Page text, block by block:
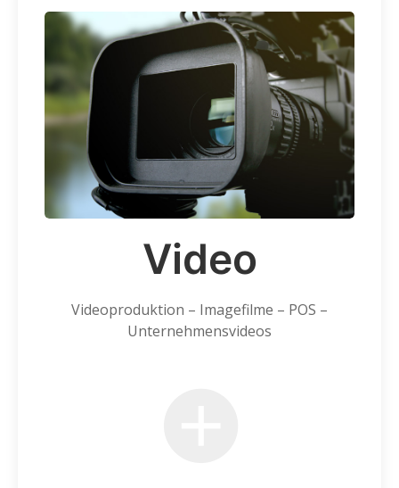
Video
Videoproduktion – Imagefilme – POS –
Unternehmensvideos